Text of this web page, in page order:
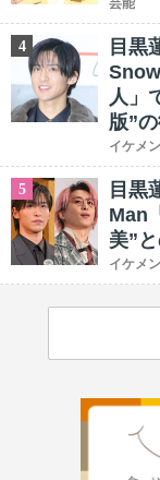
芸能
4
目黒
人」
版”
イケメン
5
目黒
Man
美”
イケメン